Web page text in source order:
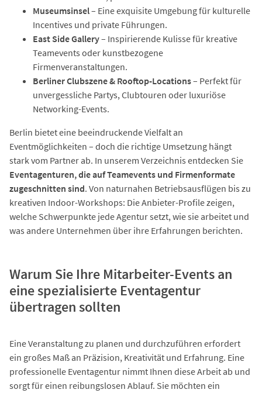
Museumsinsel– Eine exquisite Umgebung für kulturelle
Incentives und private Führungen.
East Side Gallery– Inspirierende Kulisse für kreative
Teamevents oder kunstbezogene
Firmenveranstaltungen.
Berliner Clubszene & Rooftop-Locations– Perfekt für
unvergessliche Partys, Clubtouren oder luxuriöse
Networking-Events.
Berlin bietet eine beeindruckende Vielfalt an
Eventmöglichkeiten – doch die richtige Umsetzung hängt
stark vom Partner ab. In unserem Verzeichnis entdecken Sie
Eventagenturen, die auf Teamevents und Firmenformate
zugeschnitten sind. Von naturnahen Betriebsausflügen bis zu
kreativen Indoor-Workshops: Die Anbieter-Profile zeigen,
welche Schwerpunkte jede Agentur setzt, wie sie arbeitet und
was andere Unternehmen über ihre Erfahrungen berichten.
Warum Sie Ihre Mitarbeiter-Events an
eine spezialisierte Eventagentur
übertragen sollten
Eine Veranstaltung zu planen und durchzuführen erfordert
ein großes Maß an Präzision, Kreativität und Erfahrung. Eine
professionelle Eventagentur nimmt Ihnen diese Arbeit ab und
sorgt für einen reibungslosen Ablauf. Sie möchten ein